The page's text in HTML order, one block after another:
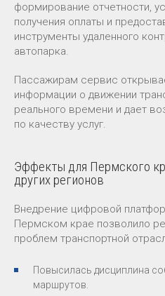
формирование отчетности,
получения оплаты и
инструменты удаленного
автопарка.
Пассажирам сервис
информации о движении
реального времени и дает
по качеству услуг.
Эффекты для Пермского
других регионов
Внедрение цифровой
Пермском крае позволило
проблем транспортной
Повысилась дисциплина
маршрутов.